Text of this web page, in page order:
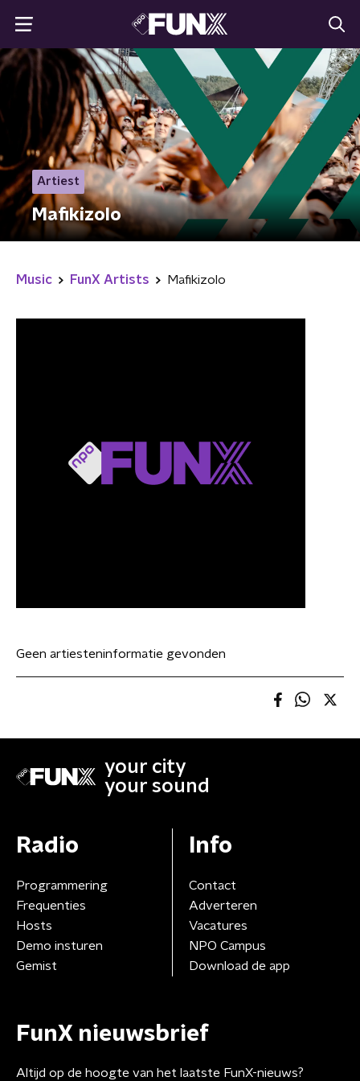
Artiest
Mafikizolo
Music FunX Artists Mafikizolo
Geen artiesteninformatie gevonden
your city
your sound
Radio
Programmering
Frequenties
Hosts
Demo insturen
Gemist
Info
Contact
Adverteren
Vacatures
NPO Campus
Download de app
FunX nieuwsbrief
Altijd op de hoogte van het laatste FunX-nieuws?